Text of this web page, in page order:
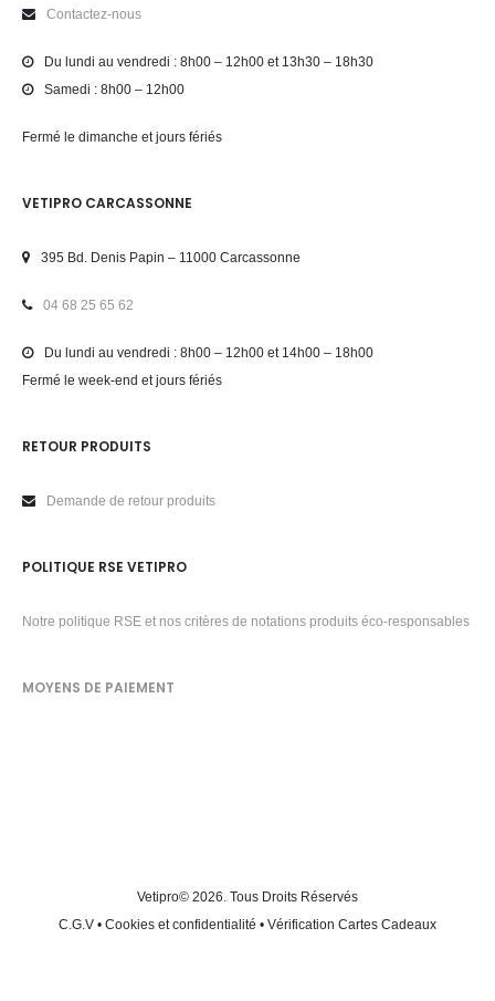
Contactez-nous
Du lundi au vendredi : 8h00 – 12h00 et 13h30 – 18h30
Samedi : 8h00 – 12h00
Fermé le dimanche et jours fériés
VETIPRO CARCASSONNE
395 Bd. Denis Papin – 11000 Carcassonne
04 68 25 65 62
Du lundi au vendredi : 8h00 – 12h00 et 14h00 – 18h00
Fermé le week-end et jours fériés
RETOUR PRODUITS
Demande de retour produits
POLITIQUE RSE VETIPRO
Notre politique RSE et nos critères de notations produits éco-responsables
MOYENS DE PAIEMENT
Vetipro© 2026. Tous Droits Réservés
C.G.V • Cookies et confidentialité • Vérification Cartes Cadeaux